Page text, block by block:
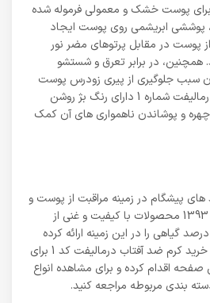
پوست خشک و معمولی فرموله شده
پوششی ابریشمی روی پوست ایجاد
پوست در مقابل پرتوهای مضر نور
در برابر تعرق و شستشو
سبب جلوگیری از پیری زودرس پوست
می شود. کرم ضد آفتاب درمالیفت شماره 1 دارای رنگ بژ روشن
و پوشاندن ناهمواری های آن کمک
های پیشگام در زمینه مراقبت از پوست و
مو در ایران بوده و از سال 1393 محصولات با کیفیت و غنی از
گیاهی را در این زمینه ارائه کرده
است. شما می توانید برای خرید کرم ضد آفتاب درمالیفت کد 1 برای
اقدام کرده و برای مشاهده انواع
بندی مربوطه مراجعه کنید.